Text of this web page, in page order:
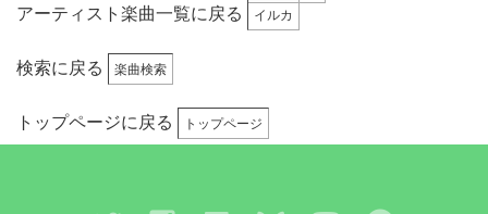
アーティスト楽曲一覧に戻る
イルカ
検索に戻る 楽曲検索
トップページに戻る トップページ